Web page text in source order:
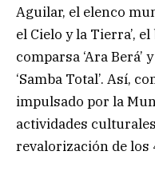
Aguilar, el elenco
el Cielo y la Tierra’,
comparsa ‘Ara
‘Samba Total’. Así,
impulsado por la
actividades
revalorización de los